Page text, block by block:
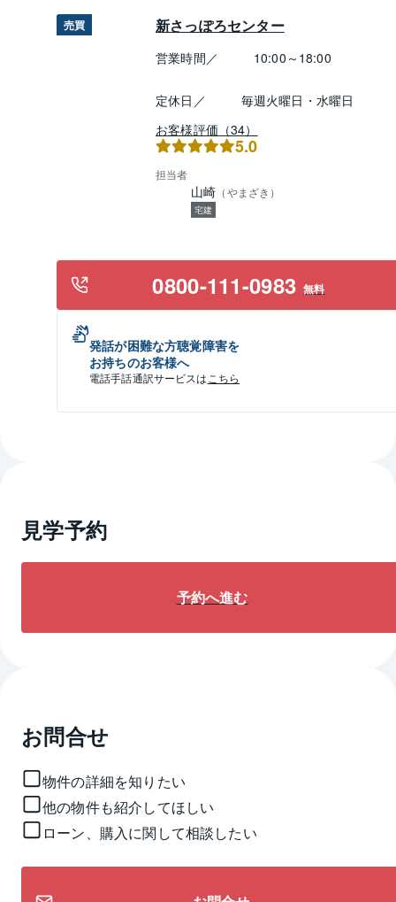
売買 新さっぽろセンター
営業時間／ 10:00～18:00
定休日／
毎週火曜日・水曜日
お客様評価（34）
5.0
担当者
山崎 （やまざき ）
宅建
0800-111-0983 無料
発話が困難な方聴覚障害を
お持ちのお客様へ
電話手話通訳サービスは こちら
見学予約
予約へ進む
お問合せ
物件の詳細を知りたい
他の物件も紹介してほしい
ローン、購入に関して相談したい